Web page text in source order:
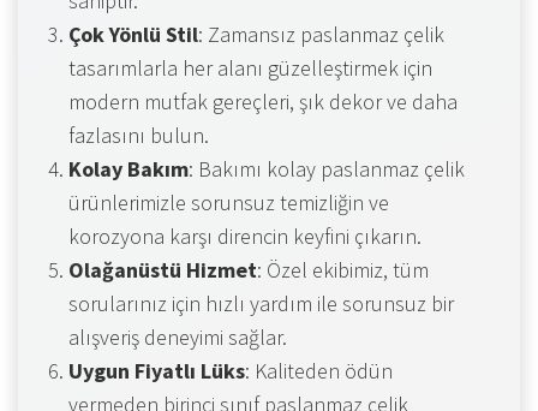
Çok Yönlü Stil: Zamansız paslanmaz çelik
tasarımlarla her alanı güzelleştirmek için
modern mutfak gereçleri, şık dekor ve daha
fazlasını bulun.
Kolay Bakım: Bakımı kolay paslanmaz çelik
ürünlerimizle sorunsuz temizliğin ve
korozyona karşı direncin keyfini çıkarın.
Olağanüstü Hizmet: Özel ekibimiz, tüm
sorularınız için hızlı yardım ile sorunsuz bir
alışveriş deneyimi sağlar.
Uygun Fiyatlı Lüks: Kaliteden ödün
vermeden birinci sınıf paslanmaz çelik